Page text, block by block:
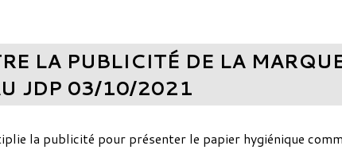
LA PUBLICITÉ DE LA
JDP 03/10/2021
la publicité pour présenter le papier hygiénique